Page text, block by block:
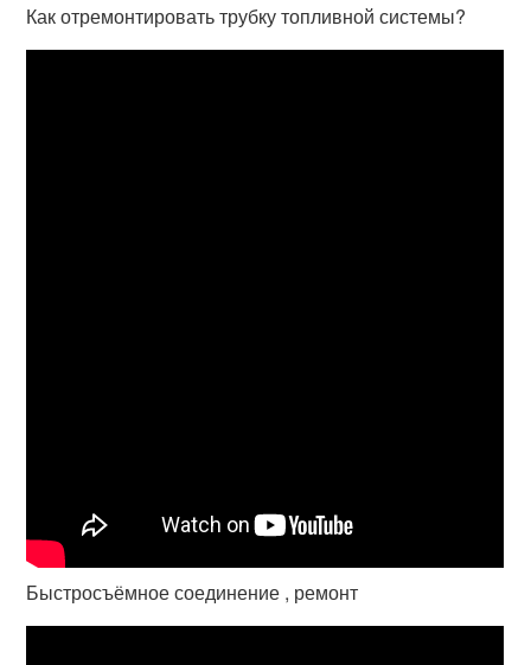
Как отремонтировать трубку топливной системы?
Быстросъёмное соединение , ремонт